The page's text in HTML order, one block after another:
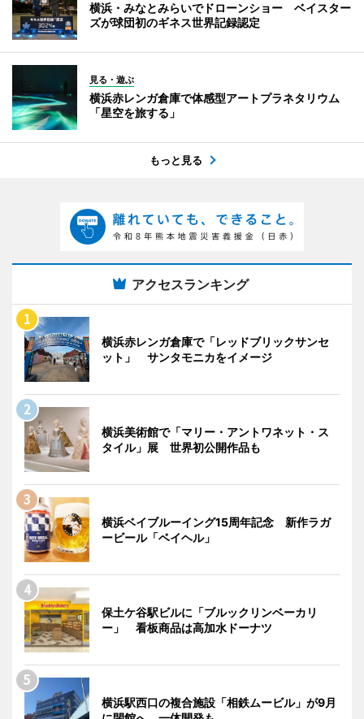
横浜・みなとみらいでドローンショー ベイスター
ズが球団初のギネス世界記録認定
見る・遊ぶ
横浜赤レンガ倉庫で体感型アートプラネタリウム
「星空を旅する」
もっと見る
アクセスランキング
横浜赤レンガ倉庫で「レッドブリックサンセ
ット」 サンタモニカをイメージ
横浜美術館で「マリー・アントワネット・ス
タイル」展 世界初公開作品も
横浜ベイブルーイング15周年記念 新作ラガ
ービール「ベイヘル」
保土ケ谷駅ビルに「ブルックリンベーカリ
ー」 看板商品は高加水ドーナツ
横浜駅西口の複合施設「相鉄ムービル」が9月